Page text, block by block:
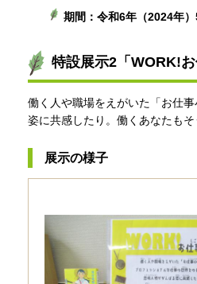
期間：令和6年（2024年
特設展示2「WORK!お
働く人や職場をえがいた「お仕
姿に共感したり。働くあなたも
展示の様子